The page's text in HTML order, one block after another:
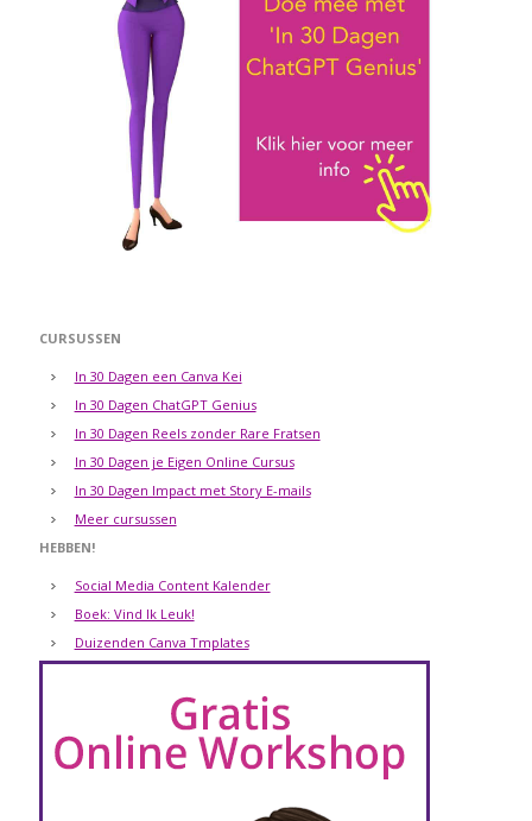
CURSUSSEN
In 30 Dagen een Canva Kei
In 30 Dagen ChatGPT Genius
In 30 Dagen Reels zonder Rare Fratsen
In 30 Dagen je Eigen Online Cursus
In 30 Dagen Impact met Story E-mails
Meer cursussen
HEBBEN!
Social Media Content Kalender
Boek: Vind Ik Leuk!
Duizenden Canva Tmplates